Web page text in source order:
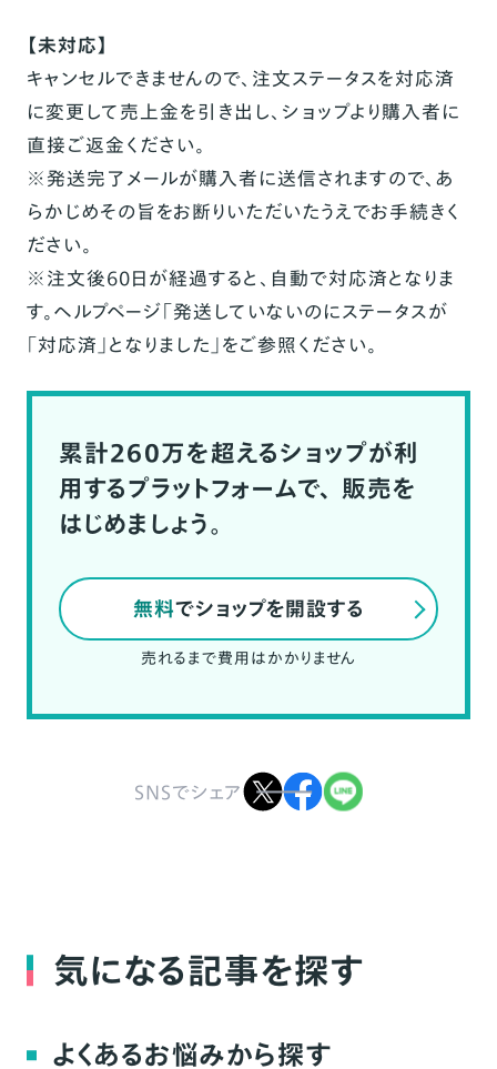
【未対応】
キャンセルできませんので、注文ステータスを対応済
に変更して売上金を引き出し、ショップより購入者に
直接ご返金ください。
※発送完了メールが購入者に送信されますので、あ
らかじめその旨をお断りいただいたうえでお手続きく
ださい。
※注文後60日が経過すると、自動で対応済となりま
す。ヘルプページ「発送していないのにステータスが
「対応済」となりました」をご参照ください。
累計260万を超えるショップが利
用するプラットフォームで、 販売を
はじめましょう。
無料でショップを開設する
売れるまで費用はかかりません
SNSでシェア
気になる記事を探す
よくあるお悩みから探す